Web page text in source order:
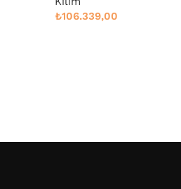
Kilim
₺ 99.792,00